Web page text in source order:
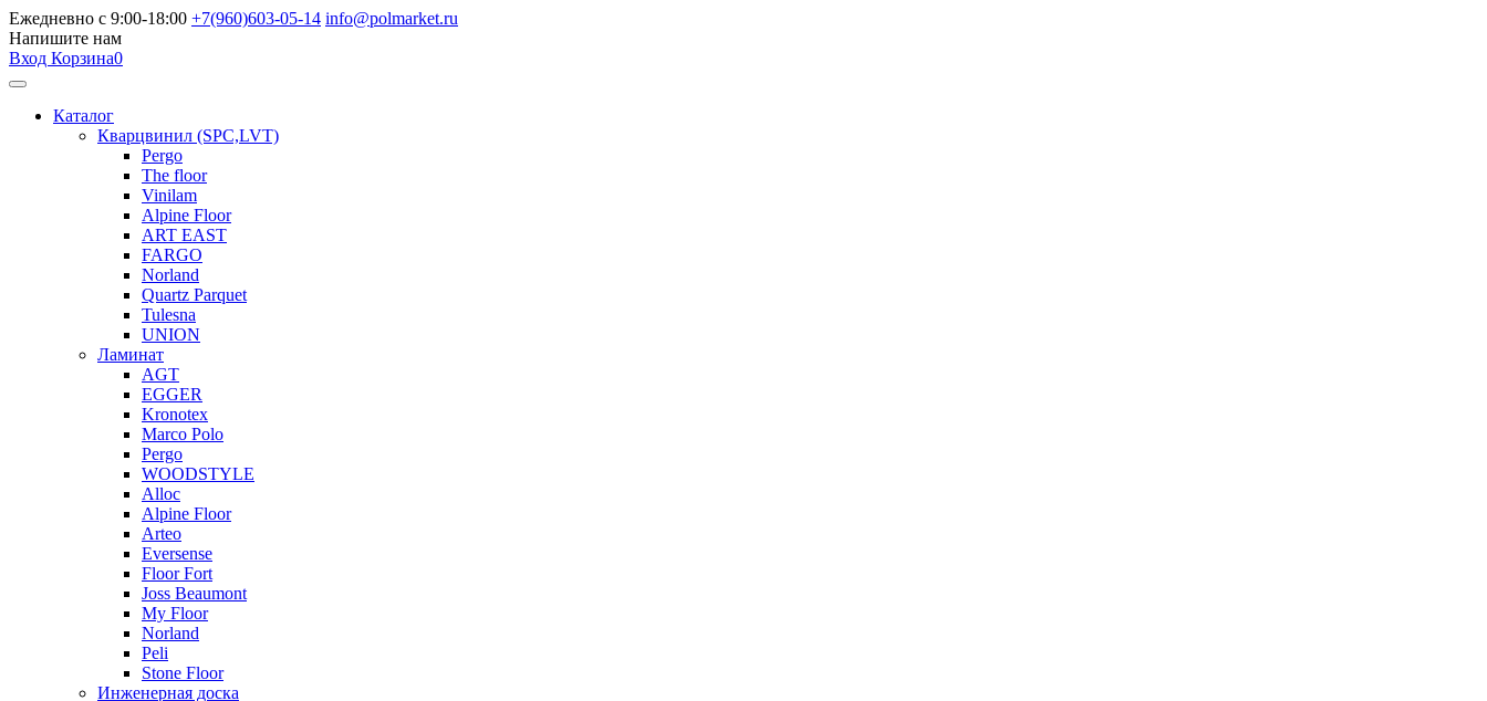
Ежедневно с 9:00-18:00 +7(960)603-05-14 info@polmarket.ru
Напишите нам
Вход Корзина0
Каталог
Кварцвинил (SPC,LVT)
Pergo
The floor
Vinilam
Alpine Floor
ART EAST
FARGO
Norland
Quartz Parquet
Tulesna
UNION
Ламинат
AGT
EGGER
Kronotex
Marco Polo
Pergo
WOODSTYLE
Alloc
Alpine Floor
Arteo
Eversense
Floor Fort
Joss Beaumont
My Floor
Norland
Peli
Stone Floor
Инженерная доска